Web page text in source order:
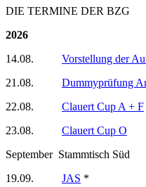
DIE TERMINE DER BZG
2026
14.08. Vorstellung der
21.08. Dummyprüfung
22.08. Clauert Cup A + F
23.08. Clauert Cup O
September Stammtisch Süd
19.09. JAS *